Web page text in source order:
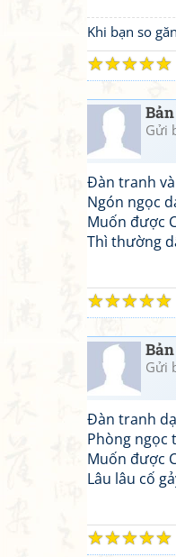
Khi bạn so
☆
☆
☆
☆
☆
Gửi
Đàn tranh
Ngón ngọc
Muốn được
Thì thường
☆
☆
☆
☆
☆
Gửi
Đàn tranh
Phòng ngọc
Muốn được
Lâu lâu cố
☆
☆
☆
☆
☆